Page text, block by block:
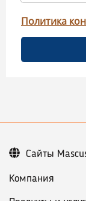
Политика
Компания
Сайты